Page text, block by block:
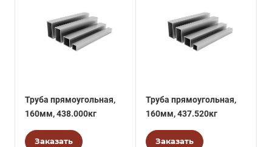
Труба прямоугольная,
160мм, 438.000кг
Заказать
Труба прямоугольная,
160мм, 437.520кг
Заказать